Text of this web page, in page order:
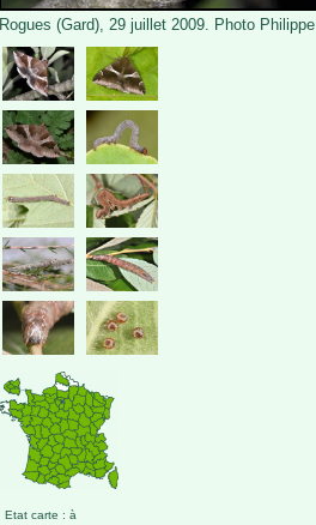
Rogues (Gard), 29 juillet 2009. Photo
Etat carte : à